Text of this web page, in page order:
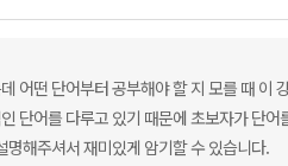
어떤 단어부터 공부해야 할 지 모를 때 이
단어를 다루고 있기 때문에 초보자가 단어
명해주셔서 재미있게 암기할 수 있습니다.